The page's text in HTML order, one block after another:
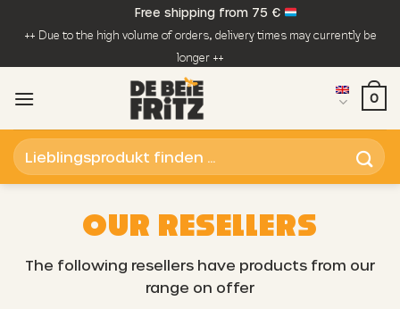
Free shipping from 75 €
++ Due to the high volume of orders, delivery times may currently be
longer ++
0
Search
for:
OUR RESELLERS
The following resellers have products from our
range on offer